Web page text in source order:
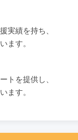
実績を持ち、
ます。
トを提供し、
ます。